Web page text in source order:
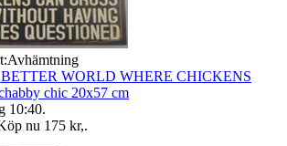
Avhämtning
WORLD WHERE CHICKENS
chic 20x57 cm
10:40.
nu 175 kr,.